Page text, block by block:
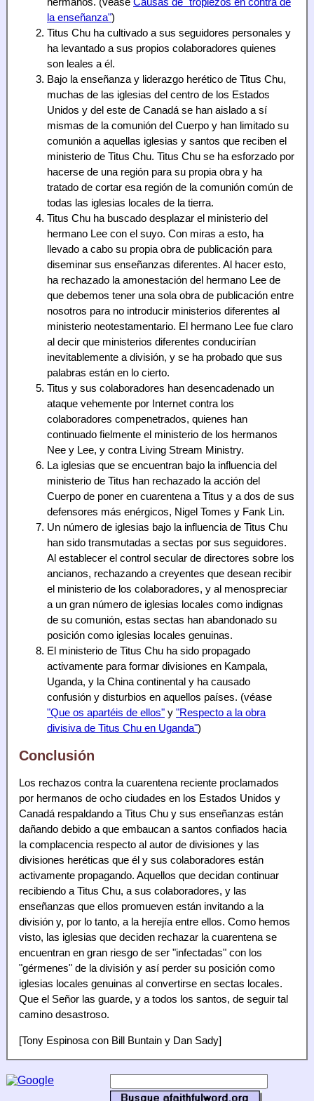
la enseñanza")
Titus Chu ha cultivado a sus seguidores personales y
ha levantado a sus propios colaboradores quienes
son leales a él.
Bajo la enseñanza y liderazgo herético de Titus Chu,
muchas de las iglesias del centro de los Estados
Unidos y del este de Canadá se han aislado a sí
mismas de la comunión del Cuerpo y han limitado su
comunión a aquellas iglesias y santos que reciben el
ministerio de Titus Chu. Titus Chu se ha esforzado por
hacerse de una región para su propia obra y ha
tratado de cortar esa región de la comunión común de
todas las iglesias locales de la tierra.
Titus Chu ha buscado desplazar el ministerio del
hermano Lee con el suyo. Con miras a esto, ha
llevado a cabo su propia obra de publicación para
diseminar sus enseñanzas diferentes. Al hacer esto,
ha rechazado la amonestación del hermano Lee de
que debemos tener una sola obra de publicación entre
nosotros para no introducir ministerios diferentes al
ministerio neotestamentario. El hermano Lee fue claro
al decir que ministerios diferentes conducirían
inevitablemente a división, y se ha probado que sus
palabras están en lo cierto.
Titus y sus colaboradores han desencadenado un
ataque vehemente por Internet contra los
colaboradores compenetrados, quienes han
continuado fielmente el ministerio de los hermanos
Nee y Lee, y contra Living Stream Ministry.
La iglesias que se encuentran bajo la influencia del
ministerio de Titus han rechazado la acción del
Cuerpo de poner en cuarentena a Titus y a dos de sus
defensores más enérgicos, Nigel Tomes y Fank Lin.
Un número de iglesias bajo la influencia de Titus Chu
han sido transmutadas a sectas por sus seguidores.
Al establecer el control secular de directores sobre los
ancianos, rechazando a creyentes que desean recibir
el ministerio de los colaboradores, y al menospreciar
a un gran número de iglesias locales como indignas
de su comunión, estas sectas han abandonado su
posición como iglesias locales genuinas.
El ministerio de Titus Chu ha sido propagado
activamente para formar divisiones en Kampala,
Uganda, y la China continental y ha causado
confusión y disturbios en aquellos países. (véase
"Que os apartéis de ellos" y "Respecto a la obra
divisiva de Titus Chu en Uganda")
Conclusión
Los rechazos contra la cuarentena reciente proclamados
por hermanos de ocho ciudades en los Estados Unidos y
Canadá respaldando a Titus Chu y sus enseñanzas están
dañando debido a que embaucan a santos confiados hacia
la complacencia respecto al autor de divisiones y las
divisiones heréticas que él y sus colaboradores están
activamente propagando. Aquellos que decidan continuar
recibiendo a Titus Chu, a sus colaboradores, y las
enseñanzas que ellos promueven están invitando a la
división y, por lo tanto, a la herejía entre ellos. Como hemos
visto, las iglesias que deciden rechazar la cuarentena se
encuentran en gran riesgo de ser "infectadas" con los
"gérmenes" de la división y así perder su posición como
iglesias locales genuinas al convertirse en sectas locales.
Que el Señor las guarde, y a todos los santos, de seguir tal
camino desastroso.
[Tony Espinosa con Bill Buntain y Dan Sady]